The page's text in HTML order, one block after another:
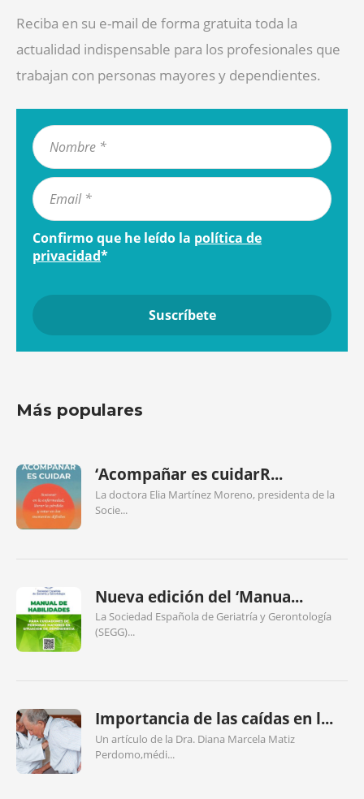
Reciba en su e-mail de forma gratuita toda la
actualidad indispensable para los profesionales que
trabajan con personas mayores y dependientes.
Confirmo que he leído la política de
privacidad*
Más populares
‘Acompañar es cuidarR...
La doctora Elia Martínez Moreno, presidenta de la
Socie...
Nueva edición del ‘Manua...
La Sociedad Española de Geriatría y Gerontología
(SEGG)...
Importancia de las caídas en l...
Un artículo de la Dra. Diana Marcela Matiz
Perdomo,médi...